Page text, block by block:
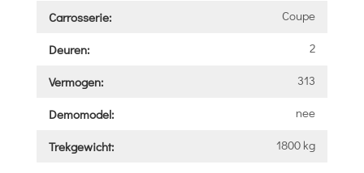
Carrosserie: Coupe
Deuren: 2
Vermogen: 313
Demomodel: nee
Trekgewicht: 1800 kg